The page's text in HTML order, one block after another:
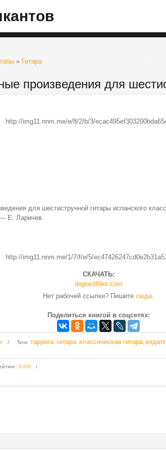
» Гитара
произведения для
для шестиструнной гитары испанского
— Е. Ларичев.
СКАЧАТЬ:
depositfiles.com
Нет рабочей ссылки? Пишите сюда.
Поделиться книгой в соцсетях:
Теги: таррега гитара классическая гитара
: 0.0/0